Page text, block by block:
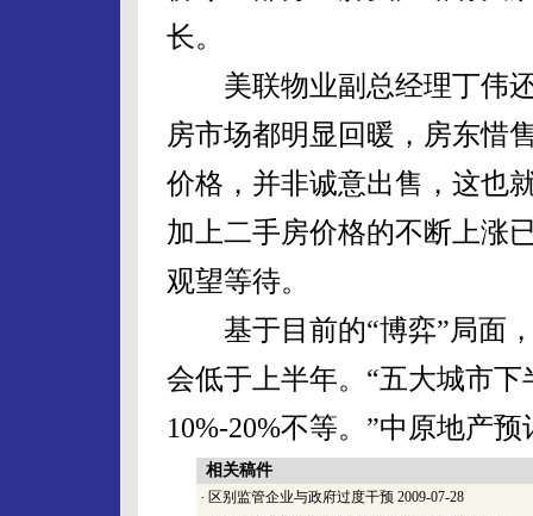
长。
美联物业副总经理丁伟还
房市场都明显回暖，房东惜
价格，并非诚意出售，这也
加上二手房价格的不断上涨
观望等待。
基于目前的“博弈”局面，
会低于上半年。“五大城市
10%-20%不等。”中原地产预
相关稿件
· 区别监管企业与政府过度干预 2009-07-28